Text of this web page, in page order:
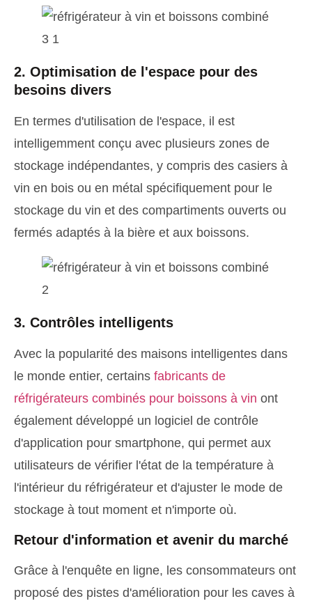
2. Optimisation de l'espace pour des
besoins divers
En termes d'utilisation de l'espace, il est
intelligemment conçu avec plusieurs zones de
stockage indépendantes, y compris des casiers à
vin en bois ou en métal spécifiquement pour le
stockage du vin et des compartiments ouverts ou
fermés adaptés à la bière et aux boissons.
3. Contrôles intelligents
Avec la popularité des maisons intelligentes dans
le monde entier, certains fabricants de
réfrigérateurs combinés pour boissons à vin ont
également développé un logiciel de contrôle
d'application pour smartphone, qui permet aux
utilisateurs de vérifier l'état de la température à
l'intérieur du réfrigérateur et d'ajuster le mode de
stockage à tout moment et n'importe où.
Retour d'information et avenir du marché
Grâce à l'enquête en ligne, les consommateurs ont
proposé des pistes d'amélioration pour les caves à